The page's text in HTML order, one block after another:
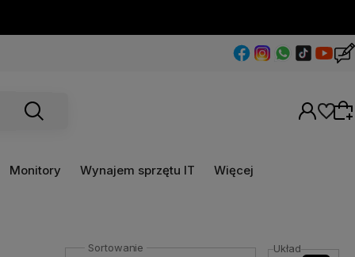
oferty lub zaloguj się, aby przywrócić dodane
Monitory Wynajem sprzętu IT Więcej
Układ